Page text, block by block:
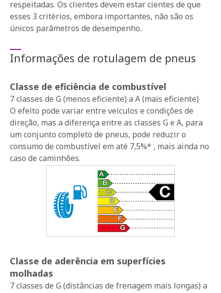
respeitadas. Os clientes devem estar cientes de que
esses 3 critérios, embora importantes, não são os
únicos parâmetros de desempenho.
Informações de rotulagem de pneus
Classe de eficiência de combustível
7 classes de G (menos eficiente) a A (mais eficiente)
O efeito pode variar entre veículos e condições de
direção, mas a diferença entre as classes G e A, para
um conjunto completo de pneus, pode reduzir o
consumo de combustível em até 7,5%* , mais ainda no
caso de caminhões.
Classe de aderência em superfícies
molhadas
7 classes de G (distâncias de frenagem mais longas) a